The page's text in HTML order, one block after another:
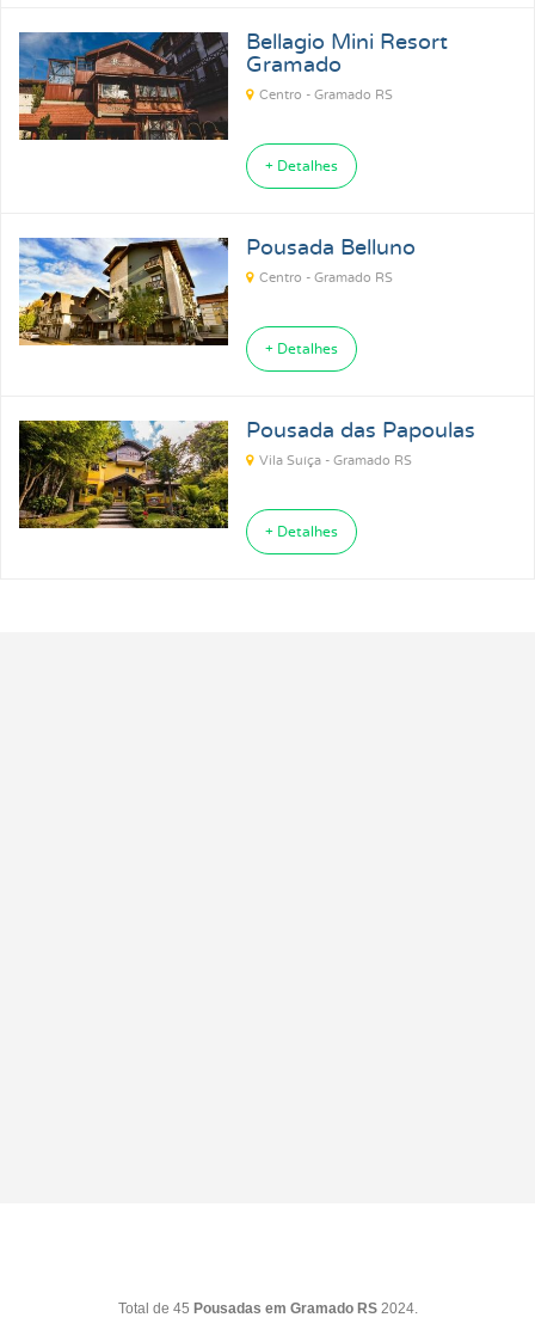
Bellagio Mini Resort
Gramado
Centro - Gramado RS
+ Detalhes
Pousada Belluno
Centro - Gramado RS
+ Detalhes
Pousada das Papoulas
Vila Suíça - Gramado RS
+ Detalhes
Total de 45 Pousadas em Gramado RS2024.